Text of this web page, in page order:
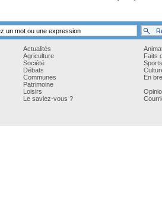
Actualités
Agriculture
Société
Débats
Communes
Patrimoine
Loisirs
Le saviez-vous ?
Faits
Sports
En